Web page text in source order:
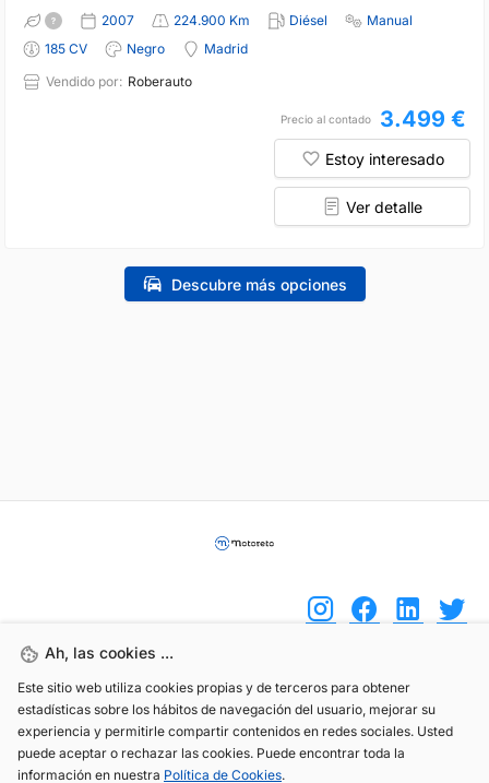
2007 224.900 Km Diésel
Manual
185 CV
Negro
Madrid
Vendido por: Roberauto
Precio al contado 3.499 €
Estoy interesado
Ver detalle
Descubre más opciones
Ah, las cookies ...
Este sitio web utiliza cookies propias y de terceros para obtener
estadísticas sobre los hábitos de navegación del usuario, mejorar su
experiencia y permitirle compartir contenidos en redes sociales. Usted
puede aceptar o rechazar las cookies. Puede encontrar toda la
información en nuestra Política de Cookies.
(+34) 744 408 070
info@motoreto.com